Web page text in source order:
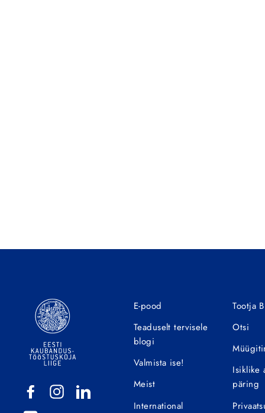
FacebookInstagramLinkedIn
E-pood
Teaduselt tervisele
blogi
Valmista ise!
Meist
International
Tootja
Otsi
Isiklike
päring